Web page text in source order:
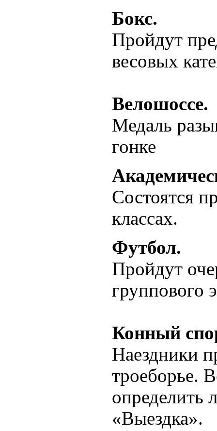
Бокс.
Пройдут
весовых
Велошоссе.
Медаль
гонке
Состоятся
классах.
Футбол.
Пройдут
группового
Конный
Наездники
троеборье.
определить
«Выездка».